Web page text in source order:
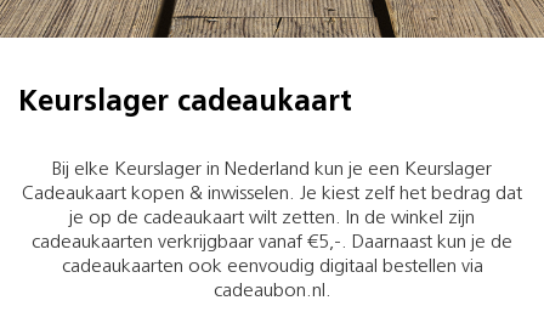
Keurslager cadeaukaart
Bij elke Keurslager in Nederland kun je een Keurslager
Cadeaukaart kopen & inwisselen. Je kiest zelf het bedrag dat
je op de cadeaukaart wilt zetten. In de winkel zijn
cadeaukaarten verkrijgbaar vanaf €5,-. Daarnaast kun je de
cadeaukaarten ook eenvoudig digitaal bestellen via
cadeaubon.nl.